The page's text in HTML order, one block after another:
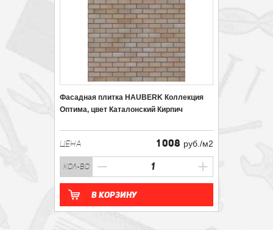
Фасадная плитка HAUBERK Коллекция
Оптима, цвет Каталонский Кирпич
ЦЕНА 1 008 руб./м2
кол-во
В корзину